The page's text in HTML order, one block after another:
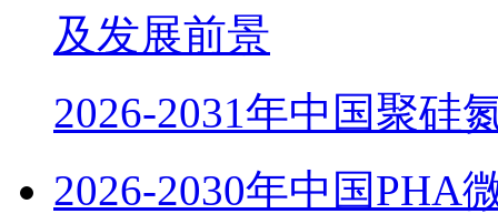
及发展前景
2026-2031年中国聚硅
2026-2030年中国PHA